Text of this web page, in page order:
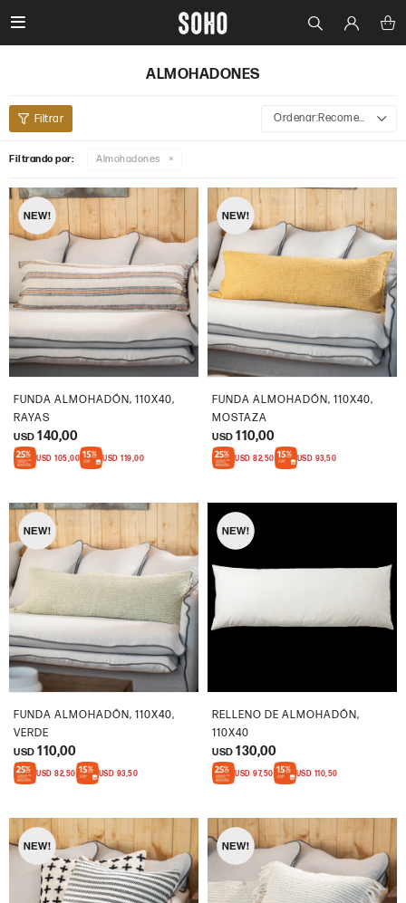

ALMOHADONES
Recomendados
Filtrando por: Almohadones
FUNDA ALMOHADÓN, 110X40,
RAYAS
USD 140,00
USD 105,00 USD 119,00
FUNDA ALMOHADÓN, 110X40,
MOSTAZA
USD 110,00
USD 82,50 USD 93,50
FUNDA ALMOHADÓN, 110X40,
VERDE
USD 110,00
USD 82,50 USD 93,50
RELLENO DE ALMOHADÓN,
110X40
USD 130,00
USD 97,50 USD 110,50